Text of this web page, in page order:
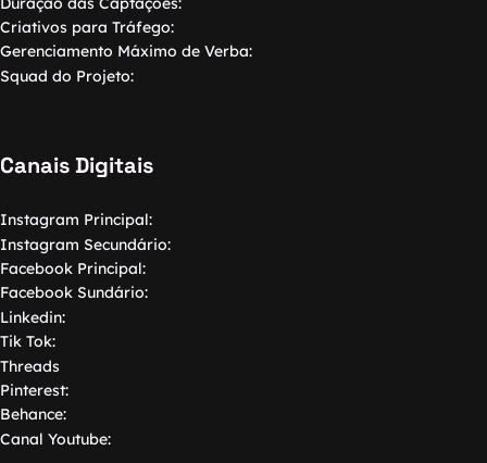
Criativos para Tráfego:
Gerenciamento Máximo de Verba:
Squad do Projeto:
Canais Digitais
Instagram Principal:
Instagram Secundário:
Facebook Principal:
Facebook Sundário:
Linkedin:
Tik Tok:
Threads
Pinterest:
Behance:
Canal Youtube: